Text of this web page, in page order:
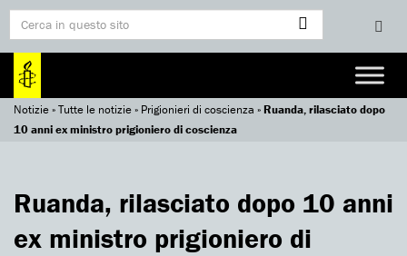
Notizie»Tutte le notizie» Prigionieri di coscienza »Ruanda, rilasciato dopo
10 anni ex ministro prigioniero di coscienza
Ruanda, rilasciato dopo 10 anni
ex ministro prigioniero di